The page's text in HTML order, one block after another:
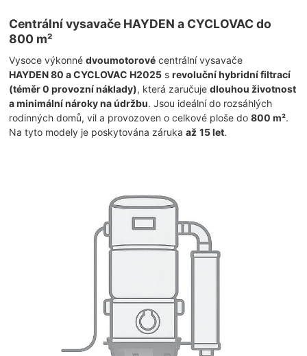
Centrální vysavače HAYDEN a CYCLOVAC do
800 m²
Vysoce výkonnédvoumotorové centrální vysavače
HAYDEN 80 a CYCLOVAC H2025 srevoluční hybridní filtrací
(téměr 0 provozní náklady), která zaručujedlouhou životnost
a minimální nároky na údržbu. Jsou ideální do rozsáhlých
rodinných domů, vil a provozoven o celkové ploše do800 m².
Na tyto modely je poskytována zárukaaž 15 let.